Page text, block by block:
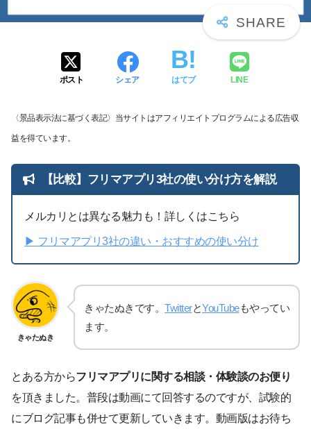
ポスト シェア はてブ LINE
〈景品表示法に基づく表記〉当サイトはアフィリエイトプログラムによる広告収
益を得ています。
【比較】フリマアプリ3社の使い分け方を解説
メルカリとは異なる魅力も！詳しくはこちら
▶︎ フリマアプリ3社の違い・おすすめの使い分け
きゃたぬき
きゃたぬきです。 TwitterとYouTubeもやってい
ます。
とある方からフリマアプリに関する相談・体験談のお便り
を頂きました。普段は動画にて回答するのですが、試験的
にブログ記事も併せて更新していきます。動画版はお待ち